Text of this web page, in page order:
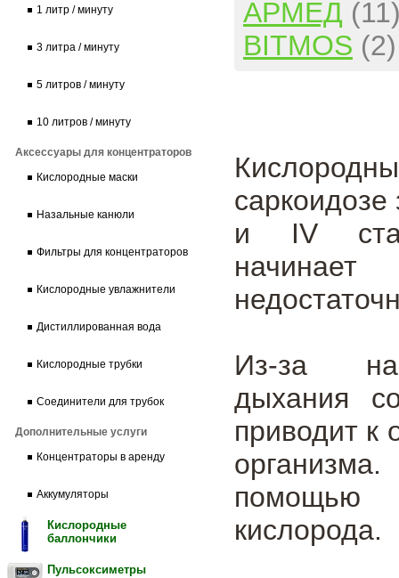
1 литр / минуту
3 литра / минуту
5 литров / минуту
10 литров / минуту
Аксессуары для концентраторов
Кислородные маски
Назальные канюли
Фильтры для концентраторов
Кислородные увлажнители
Дистиллированная вода
Кислородные трубки
Соединители для трубок
Дополнительные услуги
Концентраторы в аренду
Аккумуляторы
Кислородные
баллончики
Пульсоксиметры
АРМЕД
BITMOS (2)
саркоидозе
и IV
начинает
Из-за
дыхания
приводит к
помощью
кислорода.